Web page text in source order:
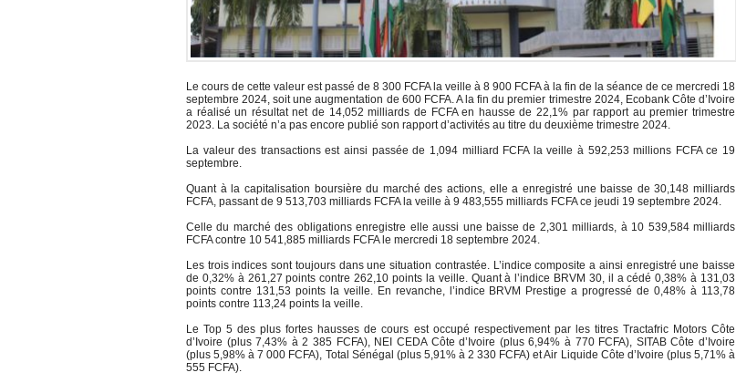
Le cours de cette valeur est passé de 8 300 FCFA la veille à 8 900 FCFA à la fin de la séance de ce mercredi 18
septembre 2024, soit une augmentation de 600 FCFA. A la fin du premier trimestre 2024, Ecobank Côte d’Ivoire
a réalisé un résultat net de 14,052 milliards de FCFA en hausse de 22,1% par rapport au premier trimestre
2023. La société n’a pas encore publié son rapport d’activités au titre du deuxième trimestre 2024.
La valeur des transactions est ainsi passée de 1,094 milliard FCFA la veille à 592,253 millions FCFA ce 19
septembre.
Quant à la capitalisation boursière du marché des actions, elle a enregistré une baisse de 30,148 milliards
FCFA, passant de 9 513,703 milliards FCFA la veille à 9 483,555 milliards FCFA ce jeudi 19 septembre 2024.
Celle du marché des obligations enregistre elle aussi une baisse de 2,301 milliards, à 10 539,584 milliards
FCFA contre 10 541,885 milliards FCFA le mercredi 18 septembre 2024.
Les trois indices sont toujours dans une situation contrastée. L’indice composite a ainsi enregistré une baisse
de 0,32% à 261,27 points contre 262,10 points la veille. Quant à l’indice BRVM 30, il a cédé 0,38% à 131,03
points contre 131,53 points la veille. En revanche, l’indice BRVM Prestige a progressé de 0,48% à 113,78
points contre 113,24 points la veille.
Le Top 5 des plus fortes hausses de cours est occupé respectivement par les titres Tractafric Motors Côte
d’Ivoire (plus 7,43% à 2 385 FCFA), NEI CEDA Côte d’Ivoire (plus 6,94% à 770 FCFA), SITAB Côte d’Ivoire
(plus 5,98% à 7 000 FCFA), Total Sénégal (plus 5,91% à 2 330 FCFA) et Air Liquide Côte d’Ivoire (plus 5,71% à
555 FCFA).